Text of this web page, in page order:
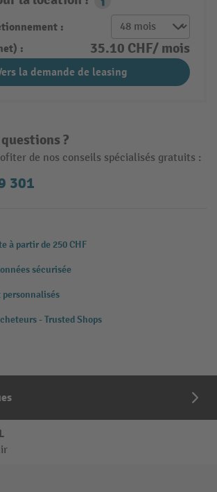
?
de nos conseils spécialisés gratuits :
301
Leasing Popover
:
:
35.10 CHF/ mois
la demande de leasing
à partir de 250 CHF
sécurisée
- Trusted Shops